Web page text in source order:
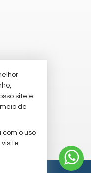
Privacidade
site e
de
com o uso
visite